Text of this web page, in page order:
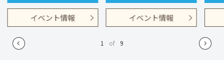
イベント情報 イベント情報
1 of 9